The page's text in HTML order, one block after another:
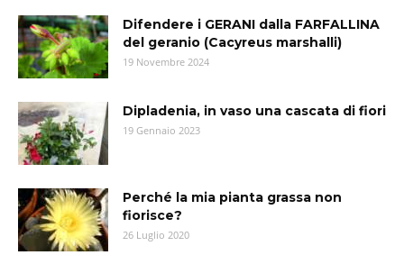
Difendere i GERANI dalla FARFALLINA
del geranio (Cacyreus marshalli)
19 Novembre 2024
Dipladenia, in vaso una cascata di fiori
19 Gennaio 2023
Perché la mia pianta grassa non
fiorisce?
26 Luglio 2020